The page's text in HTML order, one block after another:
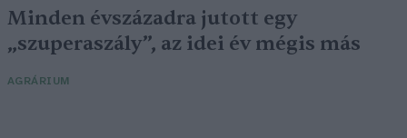
Minden évszázadra jutott egy
„szuperaszály”, az idei év mégis más
AGRÁRIUM